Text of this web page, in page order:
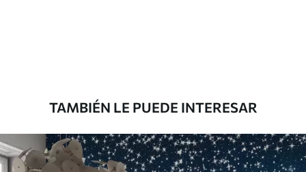
TAMBIÉN LE PUEDE INTERESAR